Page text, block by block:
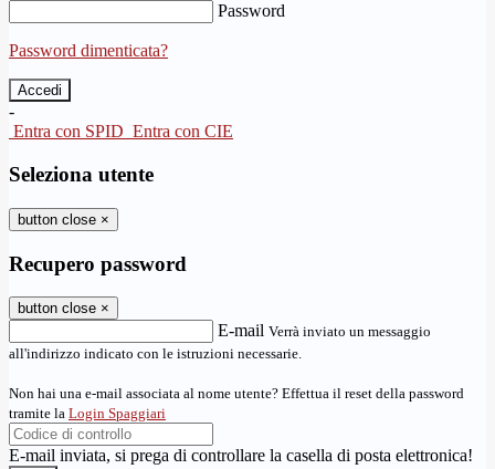
Password
Password dimenticata?
-
Entra con SPID Entra con CIE
Seleziona utente
button close ×
Recupero password
button close ×
E-mail Verrà inviato un messaggio
all'indirizzo indicato con le istruzioni necessarie.
Non hai una e-mail associata al nome utente? Effettua il reset della password
tramite la Login Spaggiari
E-mail inviata, si prega di controllare la casella di posta elettronica!